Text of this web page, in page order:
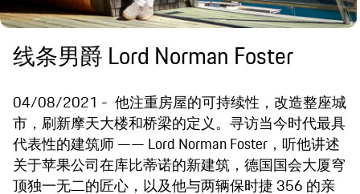
线条男爵 Lord Norman Foster
04/08/2021
他注重房屋的可持续性，改造整座城
市，刷新摩天大楼和桥梁的定义。寻访当今时代最具
代表性的建筑师 —— Lord Norman Foster，听他讲述
关于苹果公司在库比蒂诺的新建筑，德国国会大厦穹
顶独一无二的匠心，以及他与两辆保时捷 356 的亲